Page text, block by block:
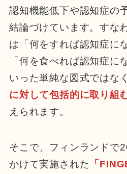
認知機能低下や認知症の
結論づけています。すな
は「何をすれば認知症に
「何を食べれば認知症に
いった単純な図式ではな
に対して包括的に取り組
えられます。
そこで、フィンランドで
かけて実施された
「